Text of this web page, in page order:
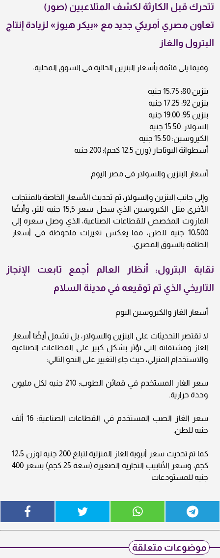
تتحرك قبل الكارثة لكشف المتلاعبين (صور)
تعاون مصري أمريكي جديد مع «بيكر هيوز» لزيادة إنتاج
البترول والغاز
وفيما يلي قائمة بأسعار البنزين الحالية في السوق المحلية:
بنزين 80: 15.75 جنيه
بنزين 92: 17.25 جنيه
بنزين 95: 19.00 جنيه
السولار: 15.50 جنيه
الكيروسين: 15.50 جنيه
أسطوانة البوتاجاز (وزن 12.5 كجم): 200 جنيه
أسعار البنزين والسولار في مصر اليوم
وإلى جانب البنزين والسولار، تم تحديث الأسعار الخاصة بالمنتجات
الأخرى مثل الكيروسين الذي سجل سعر 15٫5 جنيه للتر، وأيضًا
المازوت المخصص للقطاعات الصناعية، الذي وصل سعره إلى
10،500 جنيه للطن، مما يعكس تغيرات ملحوظة في أسعار
الطاقة بالسوق المصري.
نقابة البترول: أنظار العالم أجمع تابعت الإنجاز
التاريخي الذي تم توقيعه في مدينة السلام
أسعار الغاز والكيروسين اليوم
لا تقتصر التحديثات على البنزين والسولار، بل تشمل أيضًا أسعار
الغاز ومشتقاته التي تؤثر بشكل كبير على القطاعات الصناعية
والاستخدام المنزلي، حيث جاء التغيير على النحو التالي:
سعر الغاز المستخدم في قمائن الطوب: 210 جنيه لكل مليون
وحدة حرارية.
سعر الغاز الصب المستخدم في القطاعات الصناعية: 16 ألف
جنيه للطن.
كما تم تحديث سعر أنبوبة الغاز المنزلية لتبلغ 200 جنيه لوزن 12،5
كجم، وسعر الأنابيب التجارية الصغيرة (سعة 25 كجم) بسعر 400
جنيه للمستودعات
موضوعات متعلقة